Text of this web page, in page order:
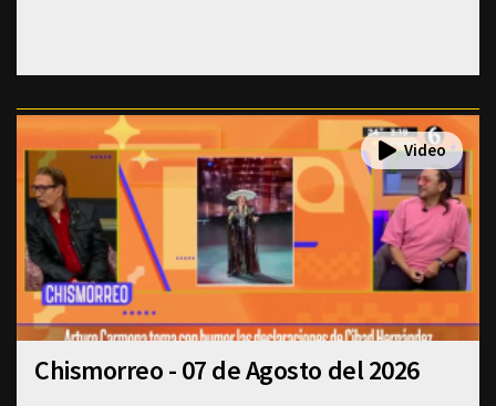
Chismorreo - 07 de Agosto del 2026